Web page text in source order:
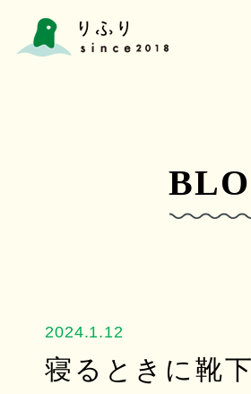
2024.1.12
寝るときに靴